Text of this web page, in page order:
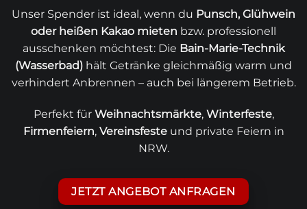
Unser Spender ist ideal, wenn du Punsch, Glühwein
oder heißen Kakao mieten bzw. professionell
ausschenken möchtest: Die Bain-Marie-Technik
(Wasserbad) hält Getränke gleichmäßig warm und
verhindert Anbrennen – auch bei längerem Betrieb.
Perfekt für Weihnachtsmärkte, Winterfeste,
Firmenfeiern, Vereinsfesteund private Feiern in
NRW.
JETZT ANGEBOT ANFRAGEN